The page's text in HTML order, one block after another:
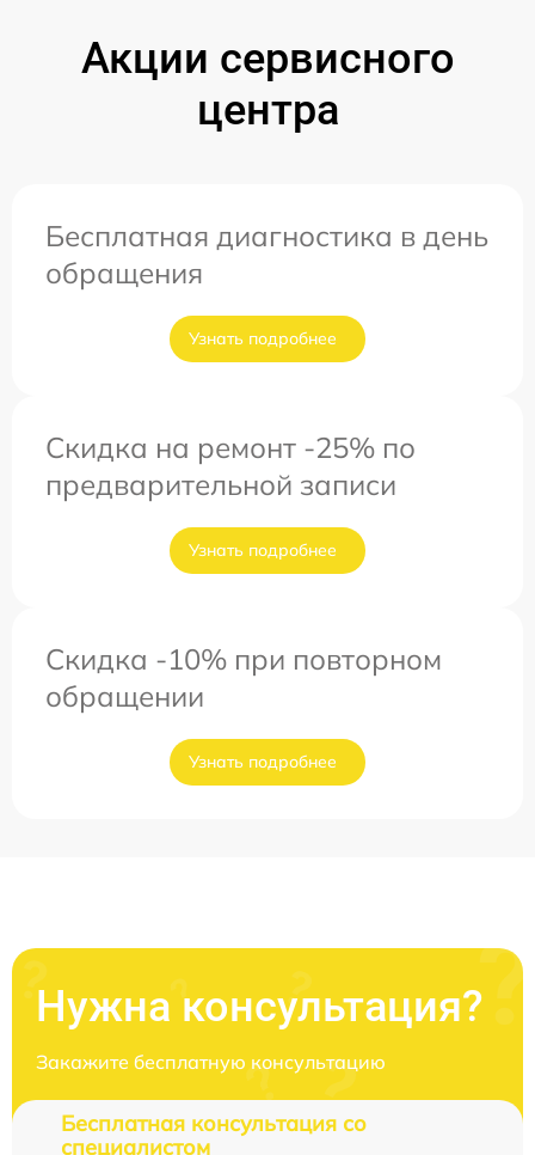
Акции сервисного
центра
Бесплатная диагностика в день
обращения
Узнать подробнее
Скидка на ремонт -25% по
предварительной записи
Узнать подробнее
Скидка -10% при повторном
обращении
Узнать подробнее
Нужна консультация?
Закажите бесплатную консультацию
Бесплатная консультация со
специалистом